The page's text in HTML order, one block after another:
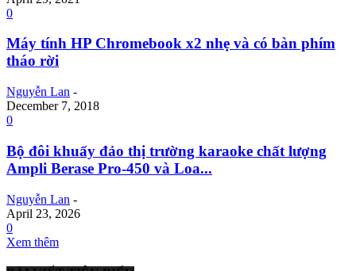
0
Máy tính HP Chromebook x2 nhẹ và có bàn phím
tháo rời
Nguyễn Lan -
December 7, 2018
0
Bộ đôi khuấy đảo thị trường karaoke chất lượng
Ampli Berase Pro-450 và Loa...
Nguyễn Lan -
April 23, 2026
0
Xem thêm